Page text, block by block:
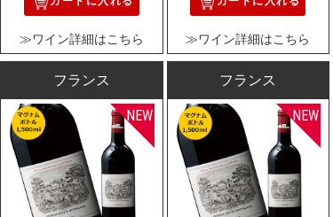
≫ワイン詳細はこちら ≫ワイン詳細はこちら
フランス フランス